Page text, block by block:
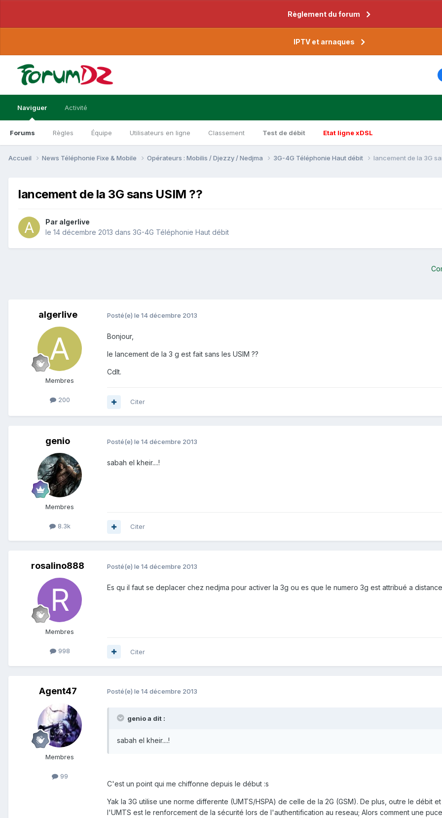
Règlement du forum
IPTV et arnaques
Naviguer
Forums Règles Équipe Utilisateurs en ligne Classement Test de débit Etat ligne xDSL
Activité
Accueil News Téléphonie Fixe & Mobile Opérateurs : Mobilis / Djezzy / Nedjma 3G-4G Téléphonie Haut débit lancement de la 3G
lancement de la 3G sans USIM ??
Par algerlive
le 14 décembre 2013 dans 3G-4G Téléphonie Haut débit
algerlive
Membres
200
Posté(e) le 14 décembre 2013
Bonjour,
le lancement de la 3 g est fait sans les USIM ??
Cdlt.
Citer
genio
Membres
8.3k
Posté(e) le 14 décembre 2013
sabah el kheir....!
Citer
rosalino888
Membres
998
Posté(e) le 14 décembre 2013
Es qu il faut se deplacer chez nedjma pour activer la 3g ou es que le numero 3g est attribué a distance
Citer
Agent47
Membres
99
Posté(e) le 14 décembre 2013
genio a dit :
sabah el kheir....!
C'est un point qui me chiffonne depuis le début :s
Yak la 3G utilise une norme differente (UMTS/HSPA) de celle de la 2G (GSM). De plus, outre le débit
l'UMTS est le renforcement de la sécurité lors de l'authentification au reseau; Alors comment une